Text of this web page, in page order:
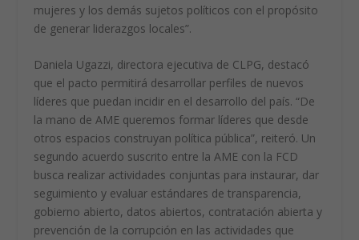
mujeres y los demás sujetos políticos con el propósito
de generar liderazgos locales”.
Daniela Ugazzi, directora ejecutiva de CLPG, destacó
que el pacto permitirá desarrollar perfiles de nuevos
líderes que puedan incidir en el desarrollo del país. “De
la mano de AME queremos formar líderes que desde
otros espacios construyan política pública”, reiteró. Un
segundo acuerdo suscrito entre la AME con la FCD
busca realizar actividades conjuntas para instaurar, dar
seguimiento y evaluar estándares de transparencia,
gobierno abierto, datos abiertos, contratación abierta y
prevención de la corrupción en las actividades que